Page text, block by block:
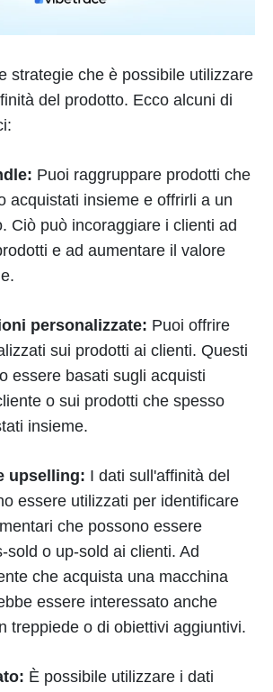
strategie che è possibile utilizzare
del prodotto. Ecco alcuni di
Puoi raggruppare prodotti che
acquistati insieme e offrirli a un
Ciò può incoraggiare i clienti ad
e ad aumentare il valore
personalizzate: Puoi offrire
sui prodotti ai clienti. Questi
essere basati sugli acquisti
o sui prodotti che spesso
insieme.
upselling: I dati sull'affinità del
essere utilizzati per identificare
che possono essere
sold o up-sold ai clienti. Ad
che acquista una macchina
essere interessato anche
treppiede o di obiettivi aggiuntivi.
È possibile utilizzare i dati